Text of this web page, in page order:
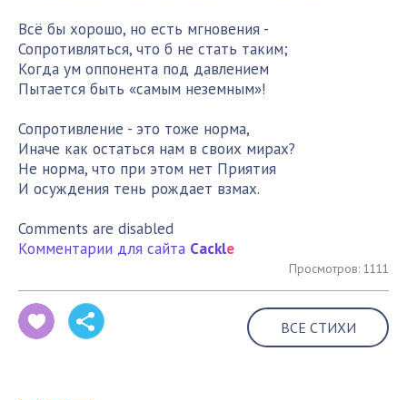
Всё бы хорошо, но есть мгновения -
Сопротивляться, что б не стать таким;
Когда ум оппонента под давлением
Пытается быть «самым неземным»!
Сопротивление - это тоже норма,
Иначе как остаться нам в своих мирах?
Не норма, что при этом нет Приятия
И осуждения тень рождает взмах.
Comments are disabled
Комментарии для сайта Cackle
Просмотров: 1111
ВСЕ СТИХИ